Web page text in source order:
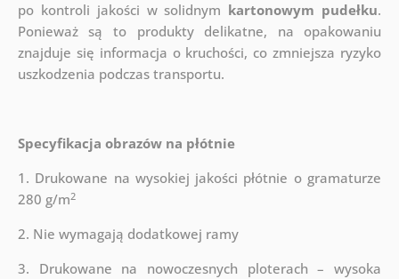
po kontroli jakości w solidnym kartonowym pudełku.
Ponieważ są to produkty delikatne, na opakowaniu
znajduje się informacja o kruchości, co zmniejsza ryzyko
uszkodzenia podczas transportu.
Specyfikacja obrazów na płótnie
1. Drukowane na wysokiej jakości płótnie o gramaturze
280 g/m2
2. Nie wymagają dodatkowej ramy
3. Drukowane na nowoczesnych ploterach – wysoka